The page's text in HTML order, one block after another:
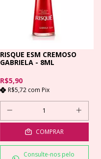
RISQUE ESM CREMOSO
GABRIELA - 8ML
R$5,90
R$5,72 com Pix
COMPRAR
Consulte-nos pelo